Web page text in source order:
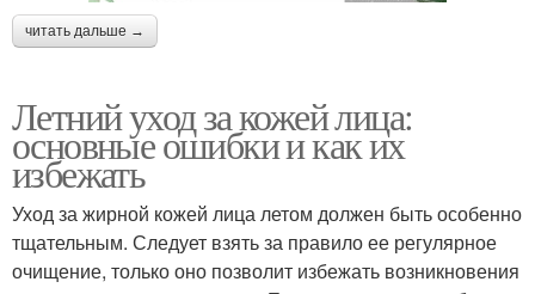
читать дальше →
Летний уход за кожей лица:
основные ошибки и как их
избежать
Уход за жирной кожей лица летом должен быть особенно
тщательным. Следует взять за правило ее регулярное
очищение, только оно позволит избежать возникновения